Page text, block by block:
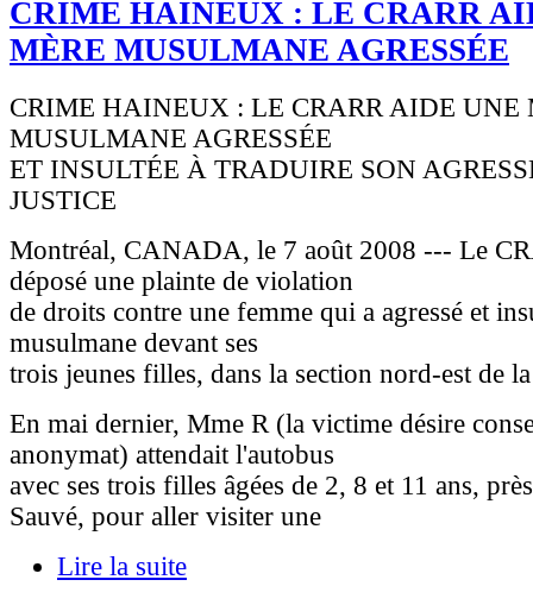
CRIME HAINEUX : LE CRARR
MÈRE MUSULMANE AGRESSÉE
CRIME HAINEUX : LE CRARR AIDE UNE
MUSULMANE AGRESSÉE
ET INSULTÉE À TRADUIRE SON
JUSTICE
Montréal, CANADA, le 7 août 2008 --- Le
déposé une plainte de violation
de droits contre une femme qui a agressé et
musulmane devant ses
trois jeunes filles, dans la section nord-est de
En mai dernier, Mme R (la victime désire
anonymat) attendait l'autobus
avec ses trois filles âgées de 2, 8 et 11 ans,
Sauvé, pour aller visiter une
Lire la suite